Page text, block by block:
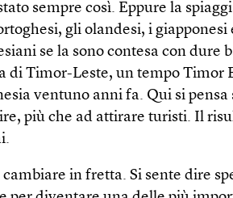
sempre così. Eppure la
gli olandesi, i giapponesi
se la sono contesa con dure
di Timor-Leste, un tempo Timor
ventuno anni fa. Qui si pensa
più che ad attirare turisti. Il
in fretta. Si sente dire